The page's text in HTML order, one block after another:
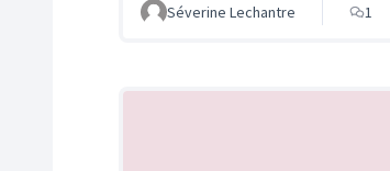
Séverine Lechantre 1